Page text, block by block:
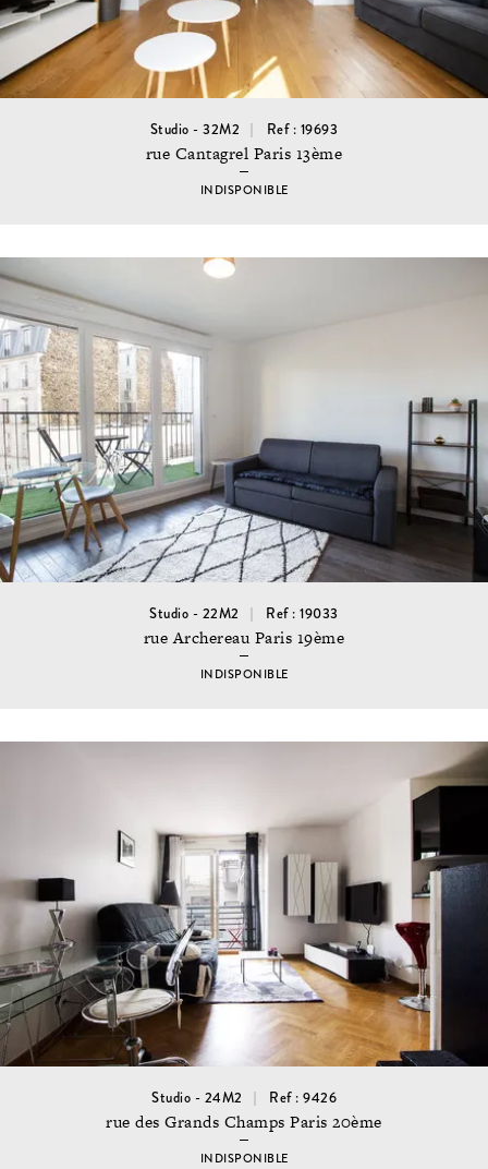
Studio - 32M2 Ref : 19693
rue Cantagrel Paris 13ème
INDISPONIBLE
Studio - 22M2 Ref : 19033
rue Archereau Paris 19ème
INDISPONIBLE
Studio - 24M2 Ref : 9426
rue des Grands Champs Paris 20ème
INDISPONIBLE